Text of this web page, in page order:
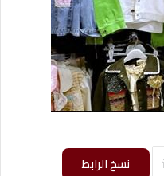
نسخ الرابط